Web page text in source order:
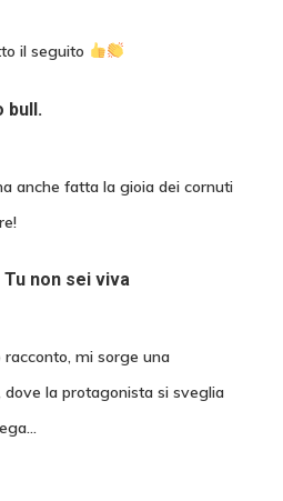
il seguito
bull.
anche fatta la gioia dei cornuti
Tu non sei viva
mi sorge una
la protagonista si sveglia